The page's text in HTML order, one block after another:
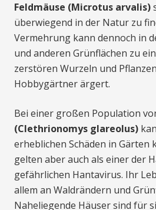
Feldmäuse (Microtus arvalis)
überwiegend in der Natur zu
Vermehrung kann dennoch in
und anderen Grünflächen zu
zerstören Wurzeln und
Hobbygärtner ärgert.
Bei einer großen Population
(Clethrionomys glareolus)
erheblichen Schäden in Gärten
gelten aber auch als einer der
gefährlichen Hantavirus. Ihr
allem an Waldrändern und
Naheliegende Häuser sind für